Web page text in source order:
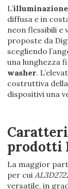
L’illuminazione
diffusa e in
neon flessibili e
proposte da
scegliendo
una lunghezza
washer.
costruttiva
dispositivi una
prodotti
La maggior
per cui
versatile, in